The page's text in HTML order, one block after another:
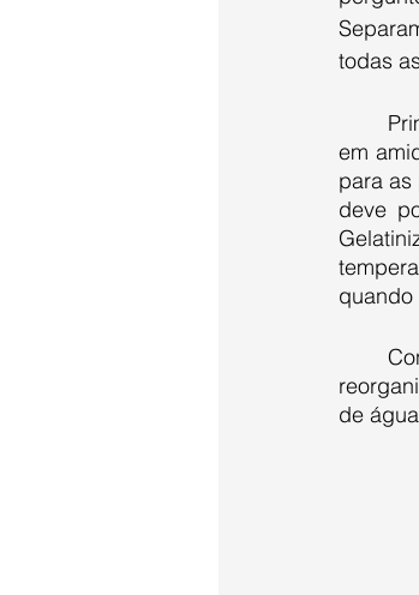
todas
em
para
deve
	Contudo, conforme ocorre o abaixamento da temperatura, as moléculas de amido se
de